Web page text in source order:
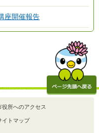
座開催報告
役所へのアクセス
イトマップ